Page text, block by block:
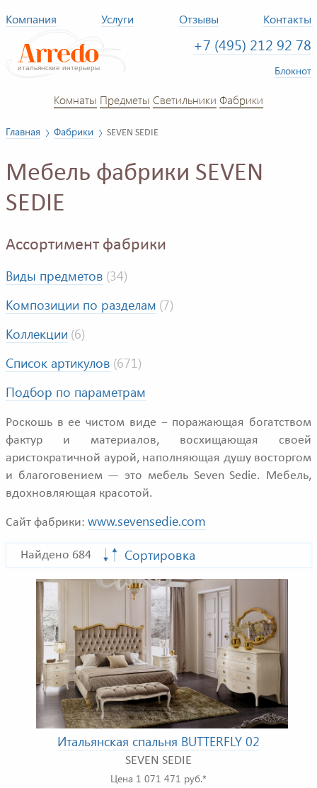
Компания Услуги Отзывы Контакты
+7 (495) 212 92 78
Блокнот
Комнаты Предметы Светильники Фабрики
Главная Фабрики SEVEN SEDIE
Мебель фабрики SEVEN
SEDIE
Ассортимент фабрики
Виды предметов (34)
Композиции по разделам (7)
Коллекции (6)
Список артикулов (671)
Подбор по параметрам
Роскошь в ее чистом виде − поражающая богатством
фактур и материалов, восхищающая своей
аристократичной аурой, наполняющая душу восторгом
и благоговением — это мебель Seven Sedie. Мебель,
вдохновляющая красотой.
Сайт фабрики: www.sevensedie.com
Найдено 684 Сортировка
Итальянская спальня BUTTERFLY 02
SEVEN SEDIE
Цена 1 071 471 руб.*